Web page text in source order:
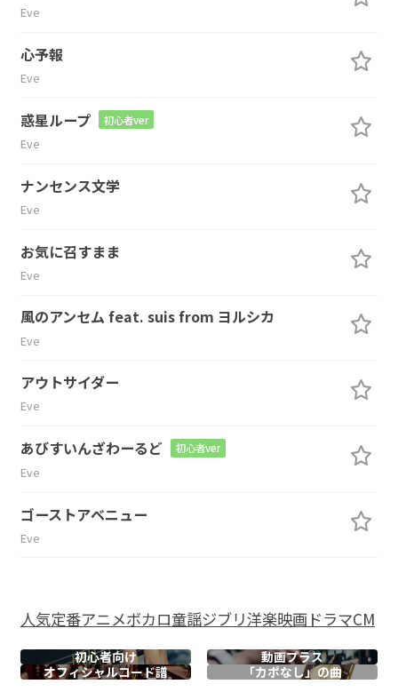
Eve
心予報
Eve
惑星ループ 初心者ver
Eve
ナンセンス文学
Eve
お気に召すまま
Eve
風のアンセム feat. suis from ヨルシカ
Eve
アウトサイダー
Eve
あびすいんざわーるど 初心者ver
Eve
ゴーストアベニュー
Eve
人気定番アニメボカロ童謡ジブリ洋楽映画ドラマCM
初心者向け
動画プラス
オフィシャルコード譜 「カポなし」の曲